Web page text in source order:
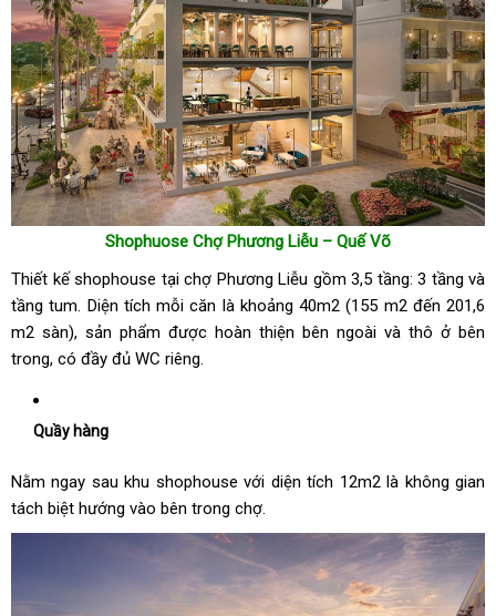
Shophuose Chợ Phương Liễu – Quế Võ
Thiết kế shophouse tại chợ Phương Liễu gồm 3,5 tầng: 3 tầng và
tầng tum. Diện tích mỗi căn là khoảng 40m2 (155 m2 đến 201,6
m2 sàn), sản phẩm được hoàn thiện bên ngoài và thô ở bên
trong, có đầy đủ WC riêng.
Quầy hàng
Nằm ngay sau khu shophouse với diện tích 12m2 là không gian
tách biệt hướng vào bên trong chợ.